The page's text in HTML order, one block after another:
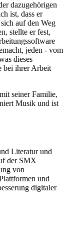
dazugehörigen
ist, dass er
auf den Weg
stellte er fest,
jeden - vom
dieses
bei ihrer Arbeit
seiner Familie,
Musik und ist
Literatur und
der SMX
von
und
digitaler